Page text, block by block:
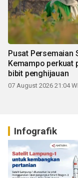
Pusat Persemaian
Kemampo perkuat
bibit penghijauan
07 August 2026 21:04
Infografik